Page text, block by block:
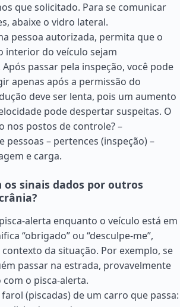
que solicitado. Para se comunicar
abaixe o vidro lateral.
pessoa autorizada, permita que o
interior do veículo sejam
passar pela inspeção, você pode
apenas após a permissão do
deve ser lenta, pois um aumento
pode despertar suspeitas. O
nos postos de controle? –
pessoas – pertences (inspeção) –
e carga.
os sinais dados por outros
alerta enquanto o veículo está em
“obrigado” ou “desculpe-me”,
da situação. Por exemplo, se
passar na estrada, provavelmente
o pisca-alerta.
(piscadas) de um carro que passa: